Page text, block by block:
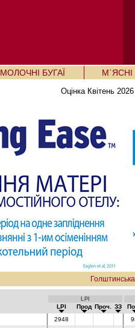
МОЛОЧНІ БУГАЇ М`ЯСНІ
Оцінка Квітень
Голштинська
LPI
LPI Прод Проч. ЗЗ
2948